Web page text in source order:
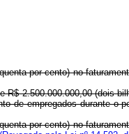
por cento) no
2.500.000.000,00 (dois
de empregados durante o
por cento) no